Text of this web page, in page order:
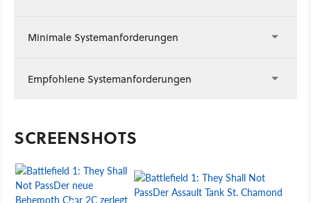
Minimale Systemanforderungen
Empfohlene Systemanforderungen
SCREENSHOTS